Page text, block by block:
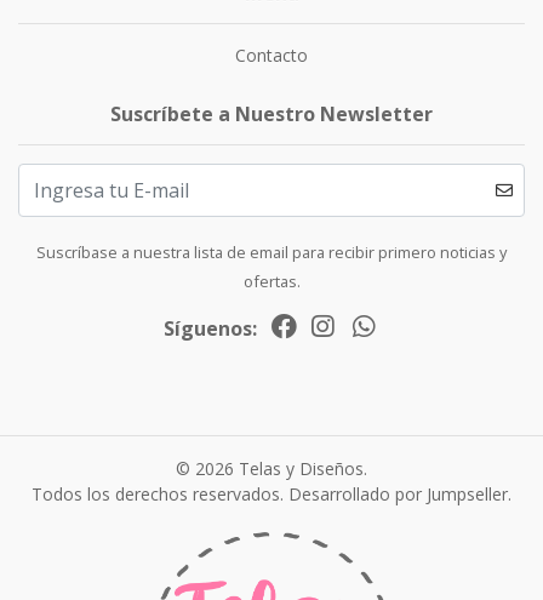
Contacto
Suscríbete a Nuestro Newsletter
Suscríbase a nuestra lista de email para recibir primero noticias y
ofertas.
Síguenos:
© 2026 Telas y Diseños.
Todos los derechos reservados. Desarrollado por Jumpseller.